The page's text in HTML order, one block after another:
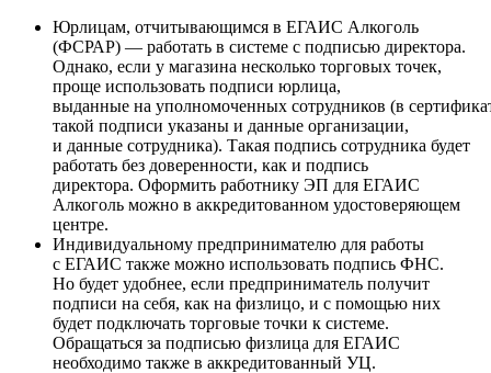
Юрлицам, отчитывающимся в ЕГАИС Алкоголь
(ФСРАР) — работать в системе с подписью директора.
Однако, если у магазина несколько торговых точек,
проще использовать подписи юрлица,
выданные на уполномоченных сотрудников (в
такой подписи указаны и данные организации,
и данные сотрудника). Такая подпись сотрудника будет
работать без доверенности, как и подпись
директора. Оформить работнику ЭП для ЕГАИС
Алкоголь можно в аккредитованном удостоверяющем
центре.
Индивидуальному предпринимателю для работы
с ЕГАИС также можно использовать подпись ФНС.
Но будет удобнее, если предприниматель получит
подписи на себя, как на физлицо, и с помощью них
будет подключать торговые точки к системе.
Обращаться за подписью физлица для ЕГАИС
необходимо также в аккредитованный УЦ.